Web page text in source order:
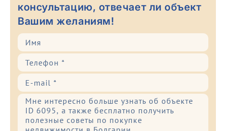
консультацию, отвечает ли объект
Вашим желаниям!